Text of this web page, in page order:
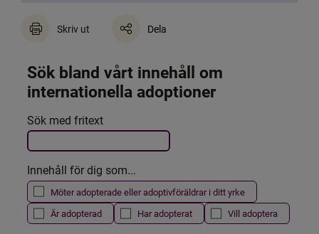
Skriv ut Dela
Sök bland vårt innehåll om
internationella adoptioner
Filtrera resultatet
Det här formuläret postas automatiskt
Sök med fritext
Innehåll för dig som...
Möter adopterade eller adoptivföräldrar i ditt yrke
Är adopterad
Har adopterat Vill adoptera